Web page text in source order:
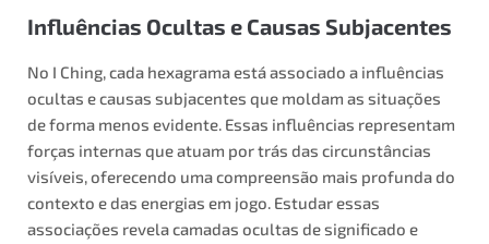
Influências Ocultas e Causas Subjacentes
No I Ching, cada hexagrama está associado a influências
ocultas e causas subjacentes que moldam as situações
de forma menos evidente. Essas influências representam
forças internas que atuam por trás das circunstâncias
visíveis, oferecendo uma compreensão mais profunda do
contexto e das energias em jogo. Estudar essas
associações revela camadas ocultas de significado e